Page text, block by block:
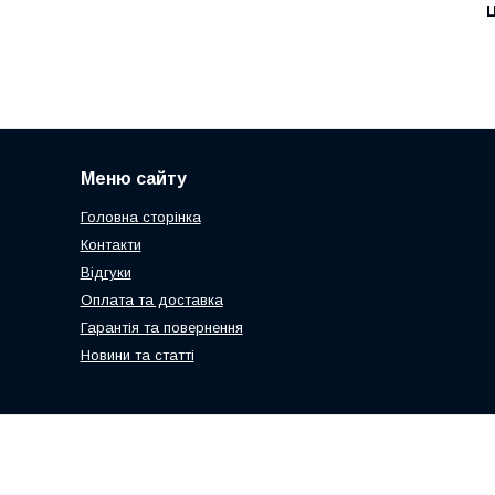
Меню сайту
Головна сторінка
Контакти
Відгуки
Оплата та доставка
Гарантія та повернення
Новини та статті